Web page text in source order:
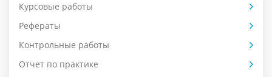
Курсовые работы
Рефераты
Контрольные работы
Отчет по практике